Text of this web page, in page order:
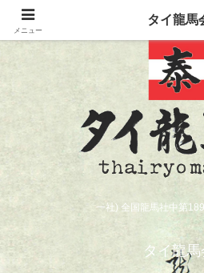
一社) 全国龍馬社中第
タイ龍馬
メニュー
タイ龍馬